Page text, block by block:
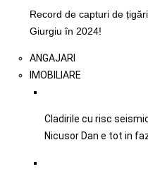
Record de capturi de
Giurgiu în 2024!
ANGAJARI
IMOBILIARE
Cladirile cu risc
Nicusor Dan e tot in